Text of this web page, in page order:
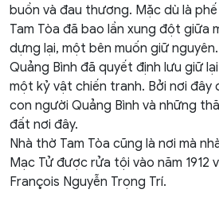
buồn và đau thương. Mặc dù là
Tam Tòa đã bao lần xung đột giữa
dựng lại, một bên muốn giữ
Quảng Bình đã quyết định lưu giữ
một kỷ vật chiến tranh. Bởi nơi đây
con người Quảng Bình và những
đất nơi đây.
Nhà thờ Tam Tòa cũng là nơi mà
Mạc Tử được rửa tội vào năm 1912
François Nguyễn Trọng Trí.